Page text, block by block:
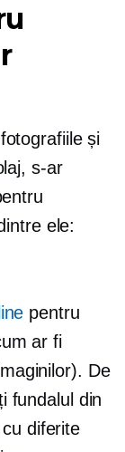
și
s-ar
ele:
pentru
ar fi
De
fundalul din
diferite